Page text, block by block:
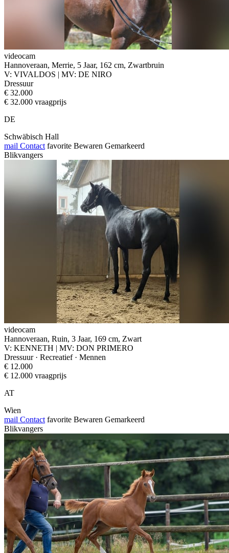
videocam
Hannoveraan, Merrie, 5 Jaar, 162 cm, Zwartbruin
V: VIVALDOS | MV: DE NIRO
Dressuur
€ 32.000
€ 32.000 vraagprijs
DE
Schwäbisch Hall
mail Contact favorite Bewaren Gemarkeerd
Blikvangers
videocam
Hannoveraan, Ruin, 3 Jaar, 169 cm, Zwart
V: KENNETH | MV: DON PRIMERO
Dressuur · Recreatief · Mennen
€ 12.000
€ 12.000 vraagprijs
AT
Wien
mail Contact favorite Bewaren Gemarkeerd
Blikvangers